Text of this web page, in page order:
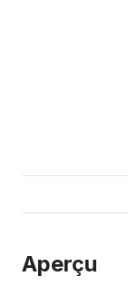
Aperçu